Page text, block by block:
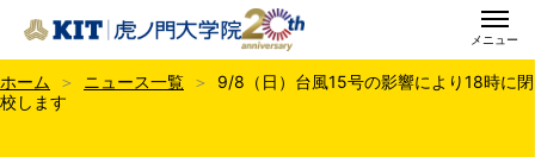
メニュー
ホーム ニュース一覧
9/8（日）台風15号の影響により18時に閉
校します